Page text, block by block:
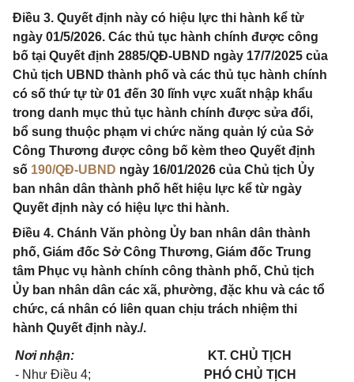
Điều 3. Quyết định này có hiệu lực thi hành kể từ
ngày 01/5/2026. Các thủ tục hành chính được công
bố tại Quyết định 2885/QĐ-UBND ngày 17/7/2025 của
Chủ tịch UBND thành phố và các thủ tục hành chính
có số thứ tự từ 01 đến 30 lĩnh vực xuất nhập khẩu
trong danh mục thủ tục hành chính được sửa đổi,
bổ sung thuộc phạm vi chức năng quản lý của Sở
Công Thương được công bố kèm theo Quyết định
số 190/QĐ-UBND ngày 16/01/2026 của Chủ tịch Ủy
ban nhân dân thành phố hết hiệu lực kể từ ngày
Quyết định này có hiệu lực thi hành.
Điều 4. Chánh Văn phòng Ủy ban nhân dân thành
phố, Giám đốc Sở Công Thương, Giám đốc Trung
tâm Phục vụ hành chính công thành phố, Chủ tịch
Ủy ban nhân dân các xã, phường, đặc khu và các tổ
chức, cá nhân có liên quan chịu trách nhiệm thi
hành Quyết định này./.
Nơi nhận:
- Như Điều 4;
KT. CHỦ TỊCH
PHÓ CHỦ TỊCH